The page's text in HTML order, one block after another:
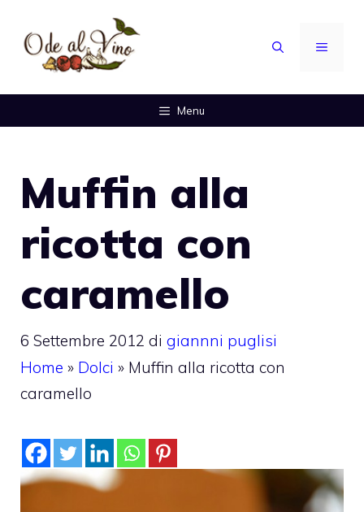
contenuto
MENU
Menu
Muffin alla
ricotta con
caramello
6 Settembre 2012 di giannni puglisi
Home » Dolci » Muffin alla ricotta con
caramello